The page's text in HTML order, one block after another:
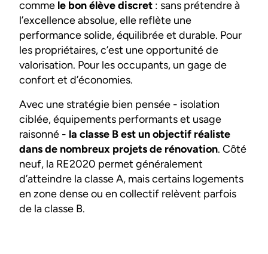
comme le bon élève discret : sans prétendre à
l’excellence absolue, elle reflète une
performance solide, équilibrée et durable. Pour
les propriétaires, c’est une opportunité de
valorisation. Pour les occupants, un gage de
confort et d’économies.
Avec une stratégie bien pensée - isolation
ciblée, équipements performants et usage
raisonné - la classe B est un objectif réaliste
dans de nombreux projets de rénovation. Côté
neuf, la RE2020 permet généralement
d’atteindre la classe A, mais certains logements
en zone dense ou en collectif relèvent parfois
de la classe B.